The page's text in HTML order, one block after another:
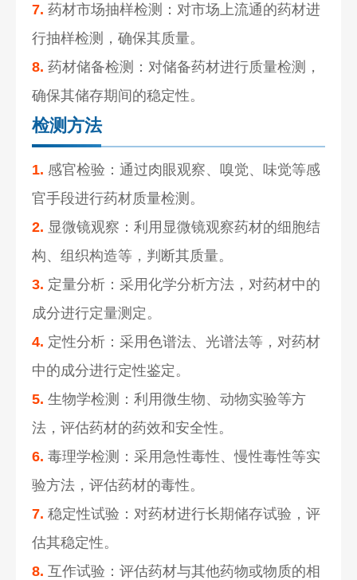
7. 药材市场抽样检测：对市场上流通的药材进
行抽样检测，确保其质量。
8. 药材储备检测：对储备药材进行质量检测，
确保其储存期间的稳定性。
检测方法
1. 感官检验：通过肉眼观察、嗅觉、味觉等感
官手段进行药材质量检测。
2. 显微镜观察：利用显微镜观察药材的细胞结
构、组织构造等，判断其质量。
3. 定量分析：采用化学分析方法，对药材中的
成分进行定量测定。
4. 定性分析：采用色谱法、光谱法等，对药材
中的成分进行定性鉴定。
5. 生物学检测：利用微生物、动物实验等方
法，评估药材的药效和安全性。
6. 毒理学检测：采用急性毒性、慢性毒性等实
验方法，评估药材的毒性。
7. 稳定性试验：对药材进行长期储存试验，评
估其稳定性。
8. 互作试验：评估药材与其他药物或物质的相